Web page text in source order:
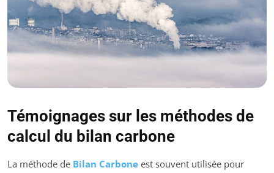
Témoignages sur les méthodes de
calcul du bilan carbone
La méthode de Bilan Carbone est souvent utilisée pour